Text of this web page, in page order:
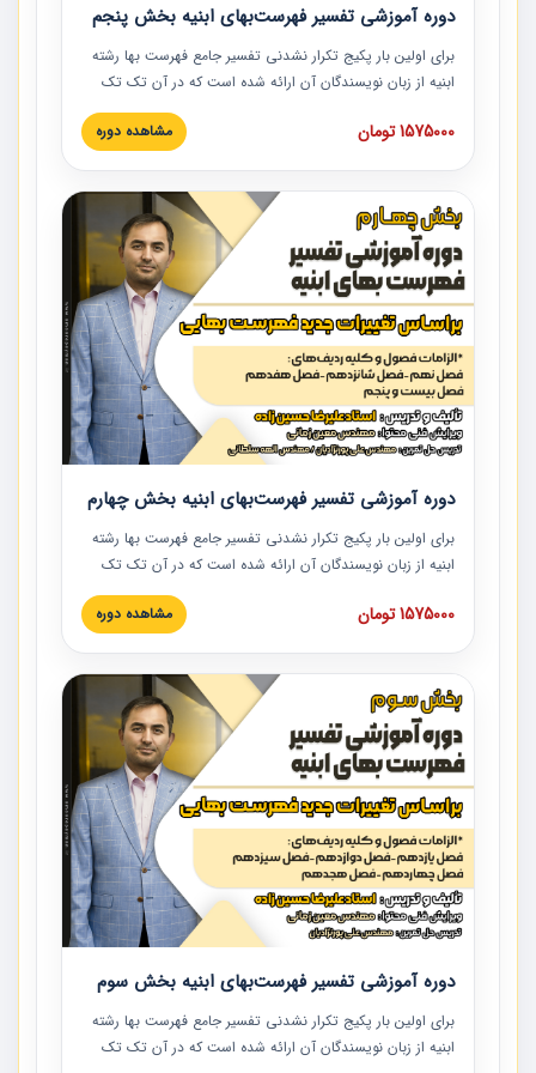
دوره آموزشی تفسیر فهرست‌بهای ابنیه بخش پنجم
برای اولین بار پکیج تکرار نشدنی تفسیر جامع فهرست بها رشته
ابنیه از زبان نویسندگان آن ارائه شده است که در آن تک تک
ردیف ها و مطالب فهرست بها تفسیر و ارائه شده است. این
دوره به صورت کامل تصویری بوده و به همراه تصاویر عملیات
دوره با کلام مهندس علیرضاحسین‌زاده مدیر پروژه مهندسی
مشاور در امر بازنگری فهرست بها رشته ابنیه ارائه شده و به تمام
همکارانی که در حوزه صنعت ساخت در حال فعالیت هستند حتما
توصیه می کنیم از مطالب این دوره استفاده نمایند.
1575000 تومان مشاهده دوره
دوره آموزشی تفسیر فهرست‌بهای ابنیه بخش چهارم
برای اولین بار پکیج تکرار نشدنی تفسیر جامع فهرست بها رشته
ابنیه از زبان نویسندگان آن ارائه شده است که در آن تک تک
ردیف ها و مطالب فهرست بها تفسیر و ارائه شده است. این
دوره به صورت کامل تصویری بوده و به همراه تصاویر عملیات
دوره با کلام مهندس علیرضاحسین‌زاده مدیر پروژه مهندسی
مشاور در امر بازنگری فهرست بها رشته ابنیه ارائه شده و به تمام
همکارانی که در حوزه صنعت ساخت در حال فعالیت هستند حتما
توصیه می کنیم از مطالب این دوره استفاده نمایند.
1575000 تومان مشاهده دوره
دوره آموزشی تفسیر فهرست‌بهای ابنیه بخش سوم
برای اولین بار پکیج تکرار نشدنی تفسیر جامع فهرست بها رشته
ابنیه از زبان نویسندگان آن ارائه شده است که در آن تک تک